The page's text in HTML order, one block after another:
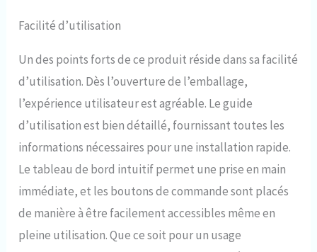
Facilité d’utilisation
Un des points forts de ce produit réside dans sa facilité
d’utilisation. Dès l’ouverture de l’emballage,
l’expérience utilisateur est agréable. Le guide
d’utilisation est bien détaillé, fournissant toutes les
informations nécessaires pour une installation rapide.
Le tableau de bord intuitif permet une prise en main
immédiate, et les boutons de commande sont placés
de manière à être facilement accessibles même en
pleine utilisation. Que ce soit pour un usage